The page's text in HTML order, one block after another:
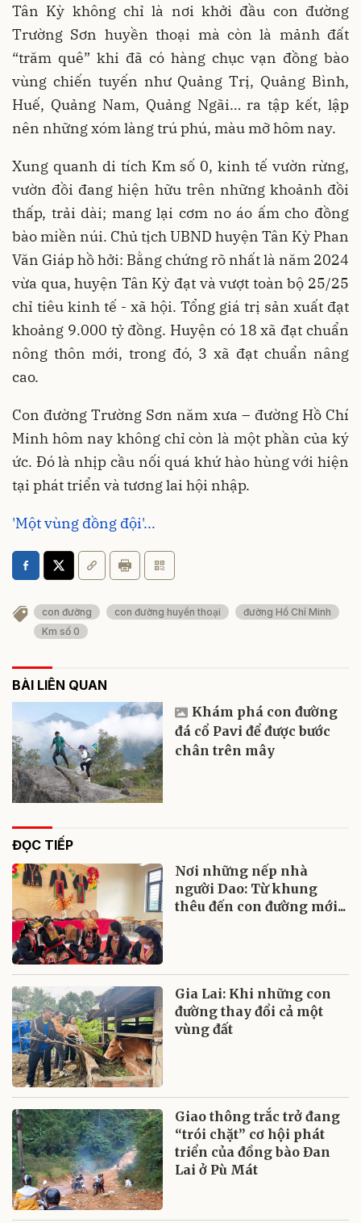
Tân Kỳ không chỉ là nơi khởi đầu con đường
Trường Sơn huyền thoại mà còn là mảnh đất
“trăm quê” khi đã có hàng chục vạn đồng bào
vùng chiến tuyến như Quảng Trị, Quảng Bình,
Huế, Quảng Nam, Quảng Ngãi… ra tập kết, lập
nên những xóm làng trú phú, màu mỡ hôm nay.
Xung quanh di tích Km số 0, kinh tế vườn rừng,
vườn đồi đang hiện hữu trên những khoảnh đồi
thấp, trải dài; mang lại cơm no áo ấm cho đồng
bào miền núi. Chủ tịch UBND huyện Tân Kỳ Phan
Văn Giáp hồ hởi: Bằng chứng rõ nhất là năm 2024
vừa qua, huyện Tân Kỳ đạt và vượt toàn bộ 25/25
chỉ tiêu kinh tế - xã hội. Tổng giá trị sản xuất đạt
khoảng 9.000 tỷ đồng. Huyện có 18 xã đạt chuẩn
nông thôn mới, trong đó, 3 xã đạt chuẩn nâng
cao.
Con đường Trường Sơn năm xưa – đường Hồ Chí
Minh hôm nay không chỉ còn là một phần của ký
ức. Đó là nhịp cầu nối quá khứ hào hùng với hiện
tại phát triển và tương lai hội nhập.
'Một vùng đồng đội'...
con đường con đường huyền thoại
đường Hồ Chí Minh
Km số 0
BÀI LIÊN QUAN
Khám phá con đường
đá cổ Pavi để được bước
chân trên mây
ĐỌC TIẾP
Nơi những nếp nhà
người Dao: Từ khung
thêu đến con đường mới...
Gia Lai: Khi những con
đường thay đổi cả một
vùng đất
Giao thông trắc trở đang
“trói chặt” cơ hội phát
triển của đồng bào Đan
Lai ở Pù Mát